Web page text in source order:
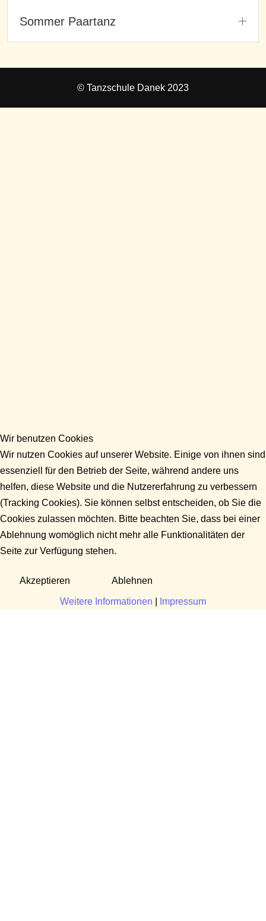
Sommer Paartanz
© Tanzschule Danek 2023
Wir benutzen Cookies
Wir nutzen Cookies auf unserer Website. Einige von ihnen sind
essenziell für den Betrieb der Seite, während andere uns
helfen, diese Website und die Nutzererfahrung zu verbessern
(Tracking Cookies). Sie können selbst entscheiden, ob Sie die
Cookies zulassen möchten. Bitte beachten Sie, dass bei einer
Ablehnung womöglich nicht mehr alle Funktionalitäten der
Seite zur Verfügung stehen.
Akzeptieren Ablehnen
Weitere Informationen Impressum